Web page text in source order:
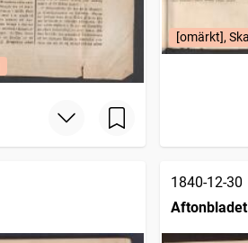
[omärkt],
1840-12-30
Aftonbladet